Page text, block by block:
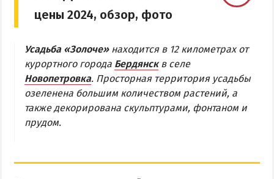
Бердянская коса
БЕРДЯНСКАЯ КОСА
Ближняя коса
Средняя коса
Дальняя коса
цены 2024, обзор, фото
Усадьба «Золоче»находится в 12 километрах от
курортного города Бердянскв селе
Новопетровка. Просторная территория усадьбы
озеленена большим количеством растений, а
также декорирована скульптурами, фонтаном и
прудом.